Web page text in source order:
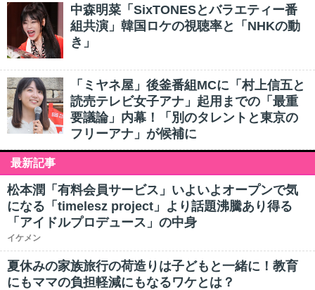
中森明菜「SixTONESとバラエティー番
組共演」韓国ロケの視聴率と「NHKの動
き」
「ミヤネ屋」後釜番組MCに「村上信五と
読売テレビ女子アナ」起用までの「最重
要議論」内幕！「別のタレントと東京の
フリーアナ」が候補に
最新記事
松本潤「有料会員サービス」いよいよオープンで気
になる「timelesz project」より話題沸騰あり得る
「アイドルプロデュース」の中身
イケメン
夏休みの家族旅行の荷造りは子どもと一緒に！教育
にもママの負担軽減にもなるワケとは？